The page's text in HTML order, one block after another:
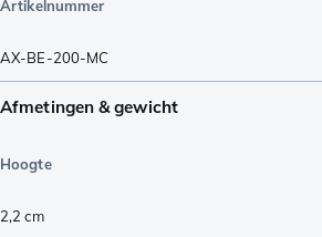
Artikelnummer
AX-BE-200-MC
Afmetingen & gewicht
Hoogte
2,2 cm